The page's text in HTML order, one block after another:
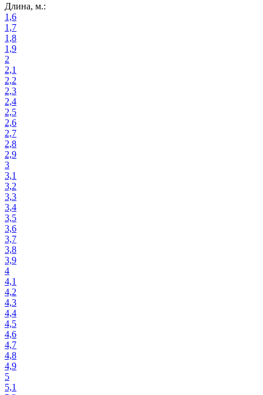
Длина, м.:
1,6
1,7
1,8
1,9
2
2,1
2,2
2,3
2,4
2,5
2,6
2,7
2,8
2,9
3
3,1
3,2
3,3
3,4
3,5
3,6
3,7
3,8
3,9
4
4,1
4,2
4,3
4,4
4,5
4,6
4,7
4,8
4,9
5
5,1